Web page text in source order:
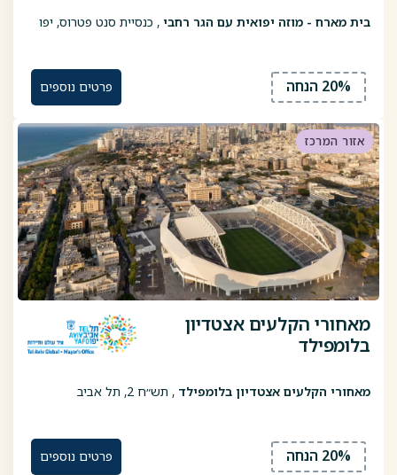
בית מארח - מוזה יפואית עם הגר רחבי , כנסיית סנט פטרוס, יפו
20% הנחה פרטים נוספים
אזור המרכז
מאחורי הקלעים אצטדיון
בלומפילד
מאחורי הקלעים אצטדיון בלומפילד , תש״ח 2, תל אביב
20% הנחה פרטים נוספים